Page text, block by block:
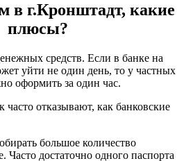
в г.Кронштадт, какие
плюсы?
средств. Если в банке на
уйти не один день, то у частных
оформить за один час.
отказывают, как банковские
большое количество
Часто достаточно одного паспорта